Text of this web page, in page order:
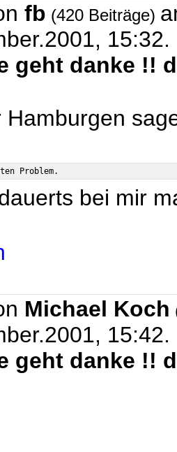
fb (420 Beiträge)
15:32.
geht danke !!
Hamburgen
bei mir
Michael Koch
15:42.
geht danke !!